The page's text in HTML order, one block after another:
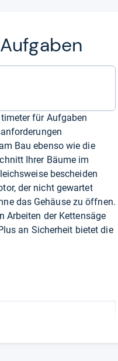
für Aufgaben
Bau ebenso wie die
Ihrer Bäume im
bescheiden
der nicht gewartet
das Gehäuse zu öffnen.
Arbeiten der Kettensäge
an Sicherheit bietet die